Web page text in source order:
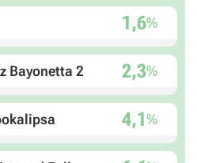
1,6%
Bayonetta 2 2,3%
4,1%